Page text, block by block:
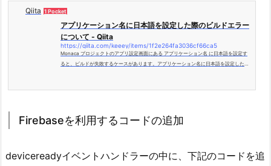
Qiita 1 Pocket
アプリケーション名に日本語を設定した際のビルドエラー
について - Qiita
https://qiita.com/keeey/items/1f2e264fa3036cf66ca5
Monaca プロジェクトのアプリ設定画面にある アプリケーション名 に日本語を設定す
ると、ビルドが失敗するケースがあります。アプリケーション名に日本語を設定した場
Firebaseを利用するコードの追加
devicereadyイベントハンドラーの中に、下記のコードを追